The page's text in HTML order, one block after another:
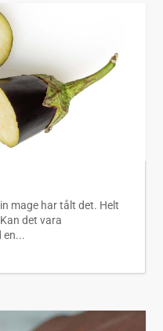
mage har tålt det. Helt
det vara
en...